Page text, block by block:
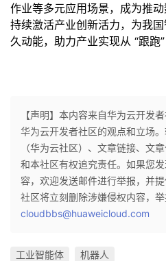
作业等多元应用场景，成为推动
持续激活产业创新活力，为我
久动能，助力产业实现从 “跟跑
【声明】本内容来自华为云开发
华为云开发者社区的观点和立场
（华为云社区）、文章链接、文
和本社区有权追究责任。如果您
容，欢迎发送邮件进行举报，并
社区将立刻删除涉嫌侵权内容，举
cloudbbs@huaweicloud.com
工业智能体 机器人